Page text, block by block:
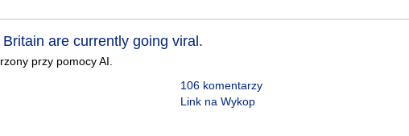
are currently going viral.
przy pomocy AI.
106 komentarzy
Link na Wykop